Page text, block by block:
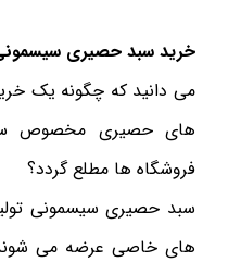
خرید سبد حصیری
می دانید که چگونه یک
های حصیری مخصوص
فروشگاه ها مطلع گردد؟
سبد حصیری سیسمونی
های خاصی عرضه می